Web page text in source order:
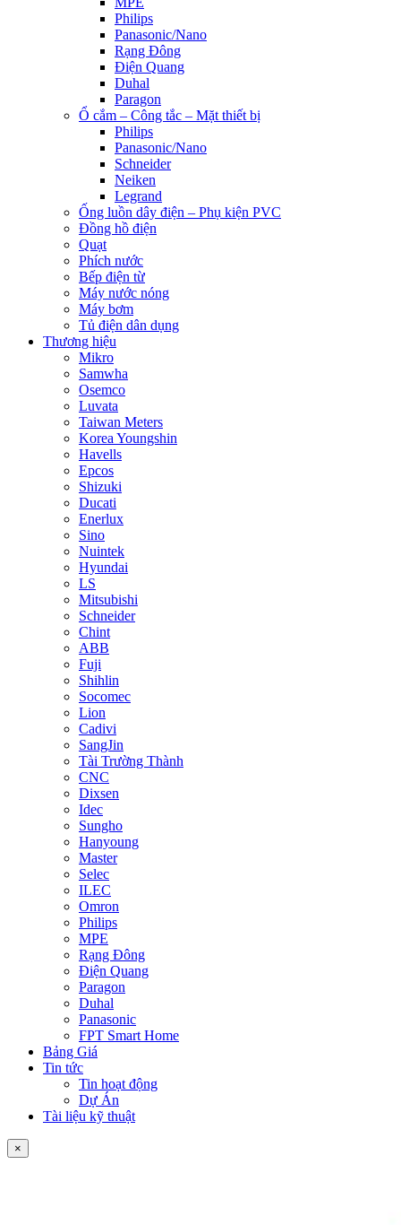
Philips
Panasonic/Nano
Rạng Đông
Điện Quang
Duhal
Paragon
Ổ cắm – Công tắc – Mặt thiết bị
Philips
Panasonic/Nano
Schneider
Neiken
Legrand
Ống luồn dây điện – Phụ kiện PVC
Đồng hồ điện
Quạt
Phích nước
Bếp điện từ
Máy nước nóng
Máy bơm
Tủ điện dân dụng
Thương hiệu
Mikro
Samwha
Osemco
Luvata
Taiwan Meters
Korea Youngshin
Havells
Epcos
Shizuki
Ducati
Enerlux
Sino
Nuintek
Hyundai
LS
Mitsubishi
Schneider
Chint
ABB
Fuji
Shihlin
Socomec
Lion
Cadivi
SangJin
Tài Trường Thành
CNC
Dixsen
Idec
Sungho
Hanyoung
Master
Selec
ILEC
Omron
Philips
MPE
Rạng Đông
Điện Quang
Paragon
Duhal
Panasonic
FPT Smart Home
Bảng Giá
Tin tức
Tin hoạt động
Dự Án
Tài liệu kỹ thuật
×